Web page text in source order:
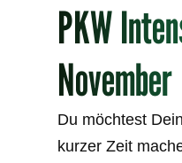
PKW
November
Du möchtest
kurzer Zeit